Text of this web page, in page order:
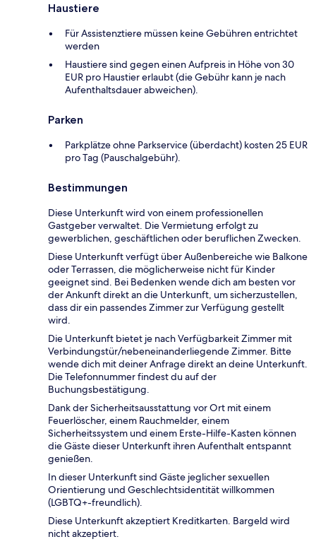
Haustiere
Für Assistenztiere müssen keine Gebühren entrichtet
werden
Haustiere sind gegen einen Aufpreis in Höhe von 30
EUR pro Haustier erlaubt (die Gebühr kann je nach
Aufenthaltsdauer abweichen).
Parken
Parkplätze ohne Parkservice (überdacht) kosten 25 EUR
pro Tag (Pauschalgebühr).
Bestimmungen
Diese Unterkunft wird von einem professionellen
Gastgeber verwaltet. Die Vermietung erfolgt zu
gewerblichen, geschäftlichen oder beruflichen Zwecken.
Diese Unterkunft verfügt über Außenbereiche wie Balkone
oder Terrassen, die möglicherweise nicht für Kinder
geeignet sind. Bei Bedenken wende dich am besten vor
der Ankunft direkt an die Unterkunft, um sicherzustellen,
dass dir ein passendes Zimmer zur Verfügung gestellt
wird.
Die Unterkunft bietet je nach Verfügbarkeit Zimmer mit
Verbindungstür/nebeneinanderliegende Zimmer. Bitte
wende dich mit deiner Anfrage direkt an deine Unterkunft.
Die Telefonnummer findest du auf der
Buchungsbestätigung.
Dank der Sicherheitsausstattung vor Ort mit einem
Feuerlöscher, einem Rauchmelder, einem
Sicherheitssystem und einem Erste-Hilfe-Kasten können
die Gäste dieser Unterkunft ihren Aufenthalt entspannt
genießen.
In dieser Unterkunft sind Gäste jeglicher sexuellen
Orientierung und Geschlechtsidentität willkommen
(LGBTQ+-freundlich).
Diese Unterkunft akzeptiert Kreditkarten. Bargeld wird
nicht akzeptiert.